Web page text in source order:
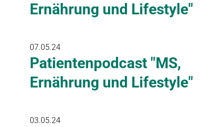
Ernährung und Lifestyle"
07.05.24
Patientenpodcast "MS,
Ernährung und Lifestyle"
03.05.24